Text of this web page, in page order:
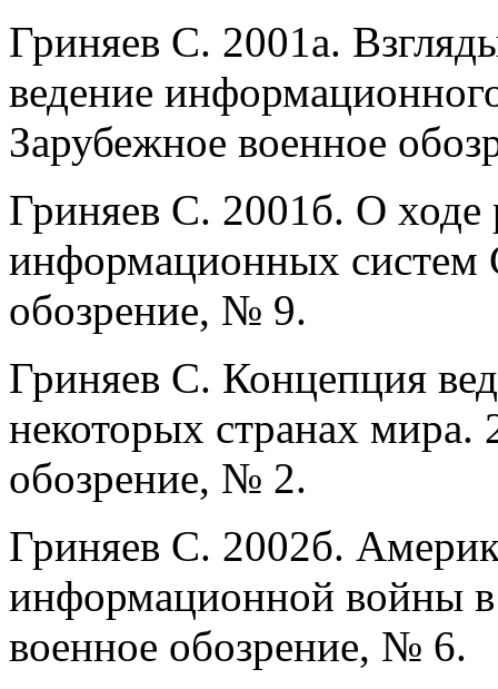
Гриняев С. 2001а.
ведение
Зарубежное военное
Гриняев С. 2001б. О ходе
информационных
обозрение, № 9.
Гриняев С. Концепция
некоторых странах
обозрение, № 2.
Гриняев С. 2002б.
информационной войны
военное обозрение, № 6.